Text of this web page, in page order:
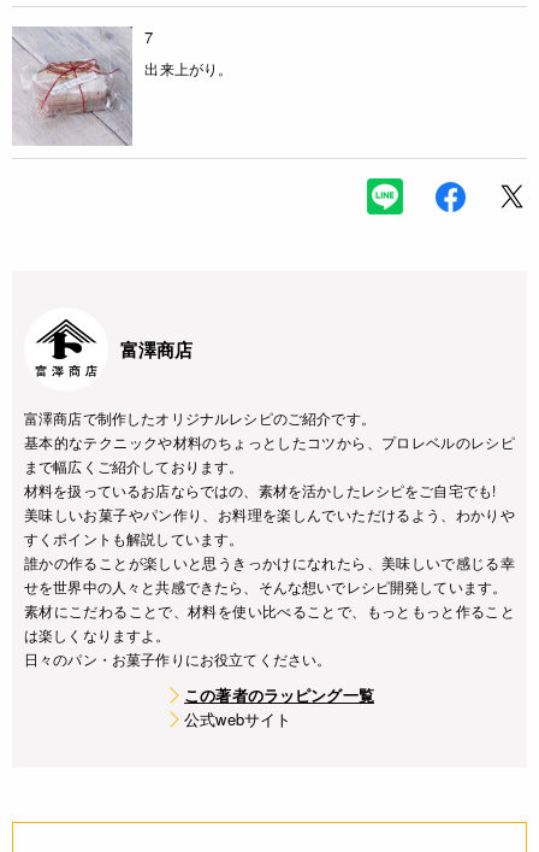
7
出来上がり。
富澤商店
富澤商店で制作したオリジナルレシピのご紹介です。
基本的なテクニックや材料のちょっとしたコツから、プロレベルのレシピ
まで幅広くご紹介しております。
材料を扱っているお店ならではの、素材を活かしたレシピをご自宅でも!
美味しいお菓子やパン作り、お料理を楽しんでいただけるよう、わかりや
すくポイントも解説しています。
誰かの作ることが楽しいと思うきっかけになれたら、美味しいで感じる幸
せを世界中の人々と共感できたら、そんな想いでレシピ開発しています。
素材にこだわることで、材料を使い比べることで、もっともっと作ること
は楽しくなりますよ。
日々のパン・お菓子作りにお役立てください。
この著者のラッピング一覧
公式webサイト